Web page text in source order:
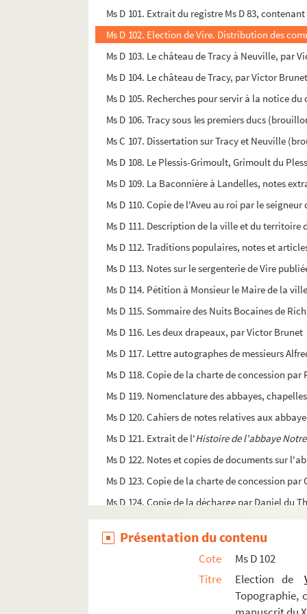
Ms D 101. Extrait du registre Ms D 83,
Ms D 102. Election de Vire. Distribution des
Ms D 103. Le château de Tracy à Neuville, par
Ms D 104. Le château de Tracy, par Victor
Ms D 105. Recherches pour servir à la notice
Ms D 106. Tracy sous les premiers ducs
Ms C 107. Dissertation sur Tracy et Neuville
Ms D 108. Le Plessis-Grimoult, Grimoult du
Ms D 109. La Baconnière à Landelles, notes
Ms D 110. Copie de l'Aveu au roi par le
Ms D 111. Description de la ville et du
Ms D 112. Traditions populaires, notes et
Ms D 113. Notes sur le sergenterie de Vire
Ms D 114. Pétition à Monsieur le Maire de la
Ms D 115. Sommaire des Nuits Bocaines de
Ms D 116. Les deux drapeaux, par Victor Brunet
Ms D 117. Lettre autographes de messieurs
Ms D 118. Copie de la charte de concession
Ms D 119. Nomenclature des abbayes,
Ms D 120. Cahiers de notes relatives aux
Ms D 121. Extrait de l'Histoire de l'abbaye
Ms D 122. Notes et copies de documents sur
Ms D 123. Copie de la charte de concession
Ms D 124. Copie de la décharge par Daniel du
Ms D 125. Notes historiques diverses
Ms D 126. Carnet de notes journalières de
Ms D 127. Notice historique sur Renaud
Ms D 128. Richard Seguin (1772-1847), par
Ms D 129. Faillite Jules Roussel, banquier à
Présentation du contenu
Cote
Ms D 102
Titre
Election de
Topographie,